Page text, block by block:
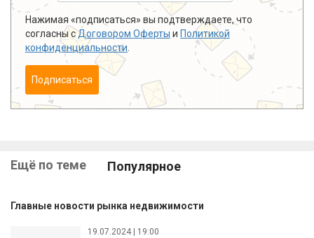
Нажимая «подписаться» вы подтверждаете, что
согласны сДоговором Оферты и Политикой
конфиденциальности
Подписаться
Ещё по теме Популярное
Главные новости рынка недвижимости
19.07.2024 | 19:00